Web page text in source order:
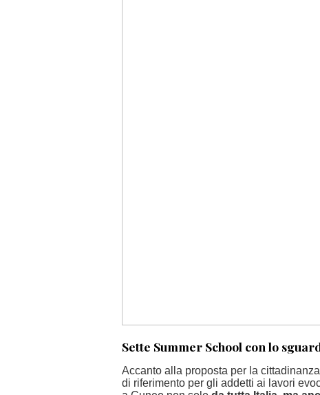
Sette Summer School con lo
Accanto alla proposta per la
di riferimento per gli addetti ai lavori